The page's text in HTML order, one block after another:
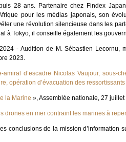
28 ans. Partenaire chez Findex
pour les médias japonais, son
une révolution silencieuse dans les
à Tokyo, il conseille également les
- Audition de M. Sébastien Lecornu,
2023.
d’escadre Nicolas Vaujour, sous-
opération d’évacuation des
la Marine », Assemblée nationale, 27 juillet
drones en mer contraint les marines à
conclusions de la mission